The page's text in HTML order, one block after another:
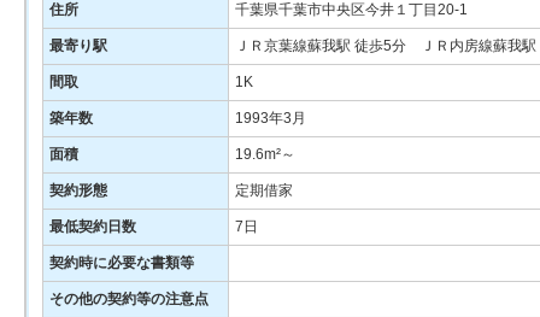
住所 千葉県千葉市中央区今井１丁目20-1
最寄り駅 ＪＲ京葉線蘇我駅 徒歩5分 ＪＲ内房線蘇我
間取 1K
築年数 1993年3月
面積 19.6m²～
契約形態 定期借家
最低契約日数 7日
契約時に必要な書類等
その他の契約等の注意点